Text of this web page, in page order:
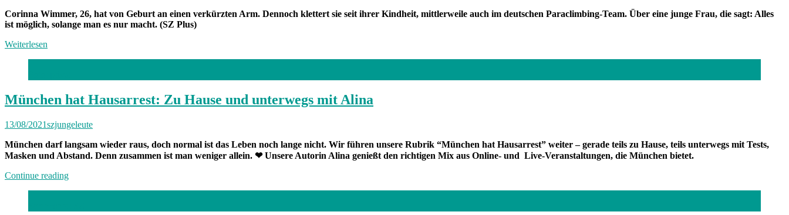
Corinna Wimmer, 26, hat von Geburt an einen verkürzten Arm. Dennoch klettert sie seit ihrer Kindheit, mittlerweile auch im deutschen Paraclimbing-Team. Über eine junge Frau, die sagt: Alles
ist möglich, solange man es nur macht. (SZ Plus)
Weiterlesen
München hat Hausarrest: Zu Hause und unterwegs mit Alina
13/08/2021szjungeleute
München darf langsam wieder raus, doch normal ist das Leben noch lange nicht. Wir führen unsere Rubrik “München hat Hausarrest” weiter – gerade teils zu Hause, teils unterwegs mit Tests,
Masken und Abstand. Denn zusammen ist man weniger allein. ❤Unsere Autorin Alina genießt den richtigen Mix aus Online- und Live-Veranstaltungen, die München bietet.
Continue reading„München